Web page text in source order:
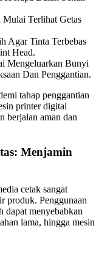
Mulai Terlihat Getas
Agar Tinta Terbebas
Head.
Mengeluarkan Bunyi
Dan Penggantian.
tahap penggantian
printer digital
berjalan aman dan
Menjamin
cetak sangat
produk. Penggunaan
dapat menyebabkan
lama, hingga mesin